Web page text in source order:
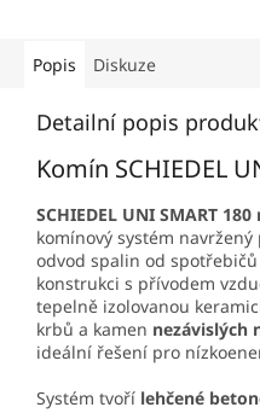
Popis Diskuze
Detailní popis
Komín SCHIEDEL
SCHIEDEL UNI SMART 180
komínový systém
odvod spalin od
konstrukci s přívodem
tepelně izolovanou
krbů a kamen nezávislých
ideální řešení pro
Systém tvoří lehčené